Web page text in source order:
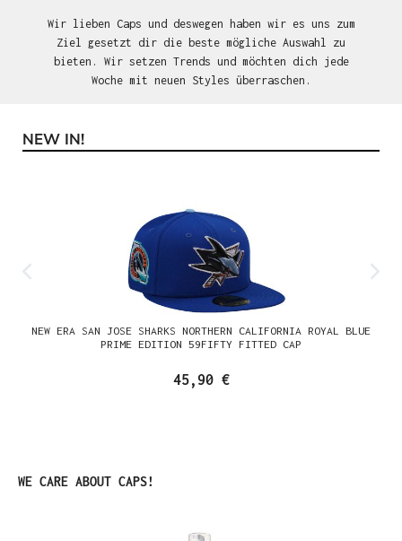
Wir lieben Caps und deswegen haben wir es uns zum
Ziel gesetzt dir die beste mögliche Auswahl zu
bieten. Wir setzen Trends und möchten dich jede
Woche mit neuen Styles überraschen.
Produktgalerie überspringen
NEW IN!
NEW ERA SAN JOSE SHARKS NORTHERN CALIFORNIA ROYAL BLUE
PRIME EDITION 59FIFTY FITTED CAP
45,90 €
Produktgalerie überspringen
WE CARE ABOUT CAPS!